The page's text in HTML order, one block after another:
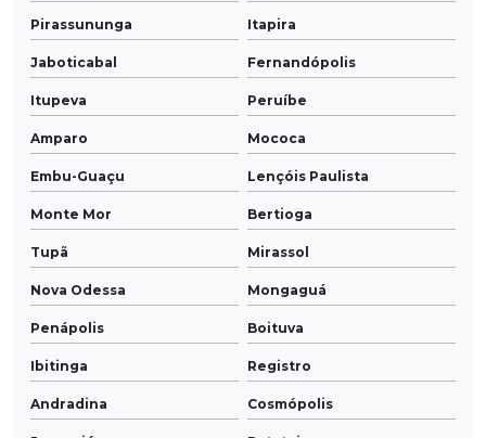
Pirassununga Itapira
Jaboticabal Fernandópolis
Itupeva Peruíbe
Amparo Mococa
Embu-Guaçu Lençóis Paulista
Monte Mor Bertioga
Tupã Mirassol
Nova Odessa Mongaguá
Penápolis Boituva
Ibitinga Registro
Andradina Cosmópolis